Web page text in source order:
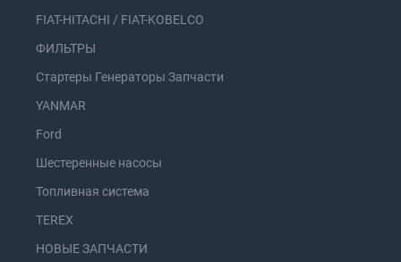
FIAT-HITACHI / FIAT-KOBELCO
ФИЛЬТРЫ
Стартеры Генераторы Запчасти
YANMAR
Ford
Шестеренные насосы
Топливная система
TEREX
НОВЫЕ ЗАПЧАСТИ